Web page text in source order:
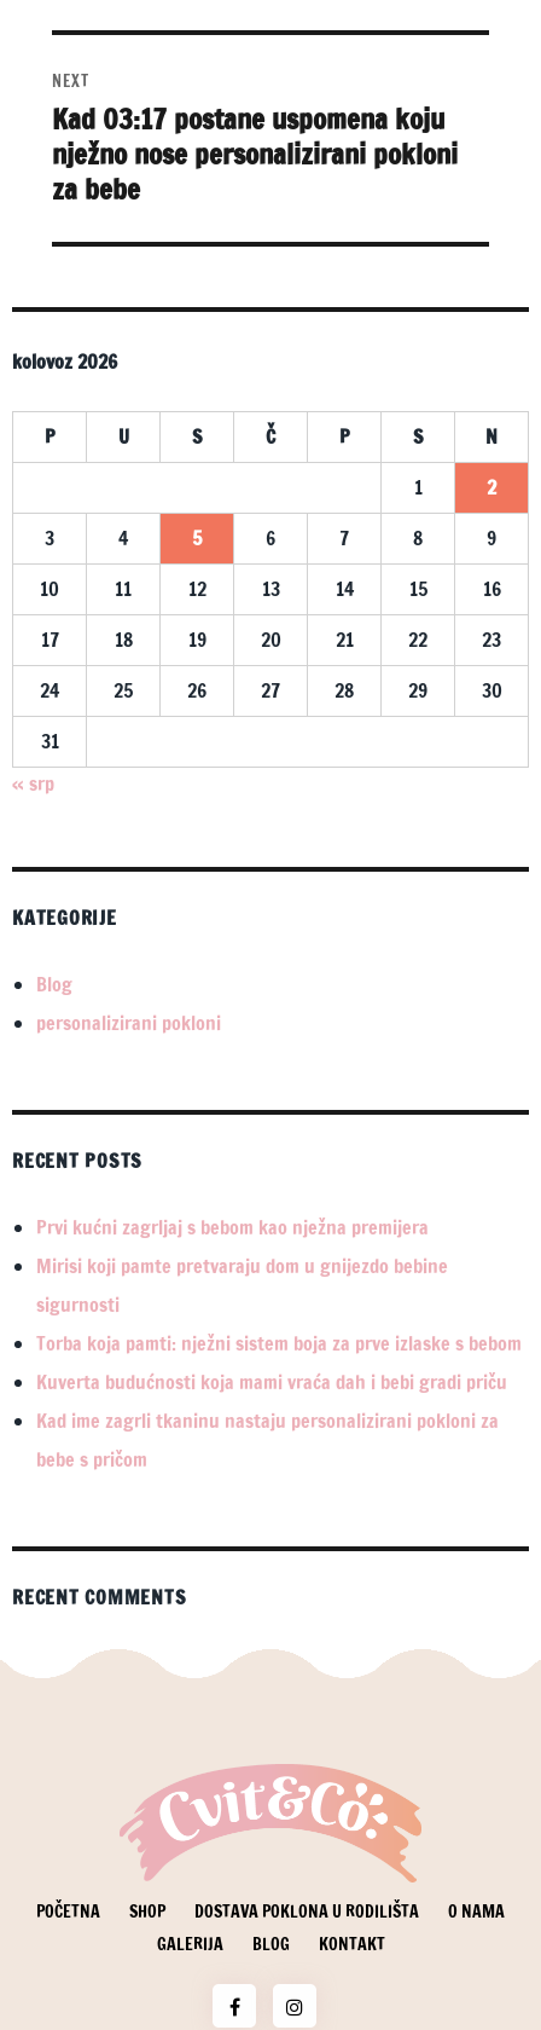
V
:NEXT
Next
post:
Kad 03:17 postane uspomena koju
nježno nose personalizirani pokloni
za bebe
kolovoz 2026
P U S Č P S
N
1
2
3
4 5 6 7 8
9
10
11 12 13 14 15
16
17
18 19 20 21 22
23
24
25 26 27 28 29
30
31
« srp
KATEGORIJE
Blog
personalizirani pokloni
RECENT POSTS
Prvi kućni zagrljaj s bebom kao nježna premijera
Mirisi koji pamte pretvaraju dom u gnijezdo bebine
sigurnosti
Torba koja pamti: nježni sistem boja za prve izlaske s bebom
Kuverta budućnosti koja mami vraća dah i bebi gradi priču
Kad ime zagrli tkaninu nastaju personalizirani pokloni za
bebe s pričom
RECENT COMMENTS
POČETNA SHOP DOSTAVA POKLONA U RODILIŠTA
O NAMA
GALERIJA
BLOG KONTAKT